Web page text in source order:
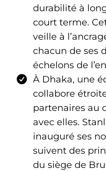
durabilité à
court terme.
veille à
chacun de ses
échelons de
À Dhaka, une
collabore
partenaires au
avec elles.
inauguré ses
suivent des
du siège de